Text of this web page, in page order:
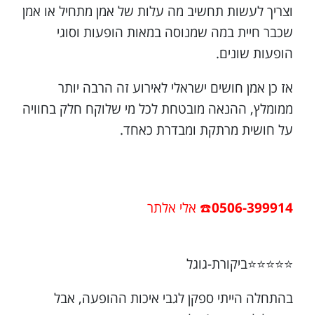
וצריך לעשות תחשיב מה עלות של אמן מתחיל או אמן
שכבר חיית במה שמנוסה במאות הופעות וסוגי
הופעות שונים.
אז כן אמן חושים ישראלי לאירוע זה הרבה יותר
ממומלץ, ההנאה מובטחת לכל מי שלוקח חלק בחוויה
על חושית מרתקת ומבדרת כאחד.
0506-399914☎️ אלי אלתר
⭐⭐⭐⭐⭐ביקורת-גוגל
בהתחלה הייתי ספקן לגבי איכות ההופעה, אבל